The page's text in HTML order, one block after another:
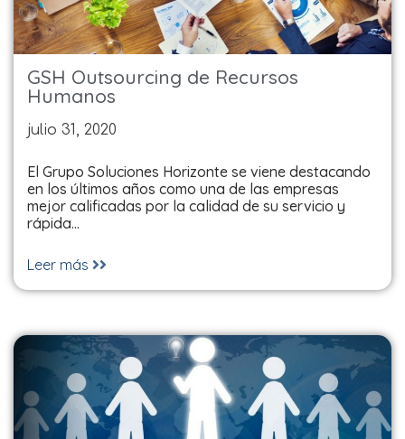
GSH Outsourcing de Recursos
Humanos
julio 31, 2020
El Grupo Soluciones Horizonte se viene destacando
en los últimos años como una de las empresas
mejor calificadas por la calidad de su servicio y
rápida…
Leer más